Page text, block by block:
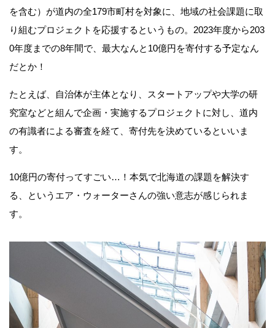
を含む）が道内の全179市町村を対象に、地域の社会課題に取
り組むプロジェクトを応援するというもの。2023年度から203
0年度までの8年間で、最大なんと10億円を寄付する予定なん
だとか！
たとえば、自治体が主体となり、スタートアップや大学の研
究室などと組んで企画・実施するプロジェクトに対し、道内
の有識者による審査を経て、寄付先を決めているといいま
す。
10億円の寄付ってすごい…！本気で北海道の課題を解決す
る、というエア・ウォーターさんの強い意志が感じられま
す。